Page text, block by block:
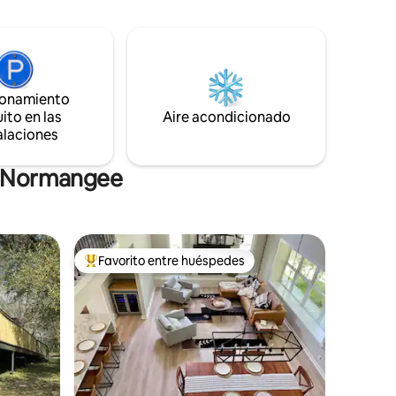
A&M
tenemos televisión a propósito para
ayudarte a relajarte, pero ofrecemos wifi
para tus dispositivos. Desconéctate,
relájate y deja que el bosque haga su
en las
Aire acondicionado
Favorito entre huéspedes preferido
Favorito entre huéspedes